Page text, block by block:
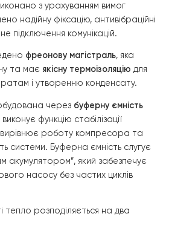
надійністьу будь-яку пору року.